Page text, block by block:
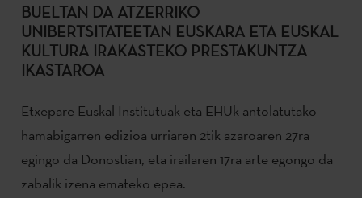
BUELTAN DA ATZERRIKO
UNIBERTSITATEETAN EUSKARA ETA EUSKAL
KULTURA IRAKASTEKO PRESTAKUNTZA
IKASTAROA
Etxepare Euskal Institutuak eta EHUk antolatutako
hamabigarren edizioa urriaren 2tik azaroaren 27ra
egingo da Donostian, eta irailaren 17ra arte egongo da
zabalik izena emateko epea.